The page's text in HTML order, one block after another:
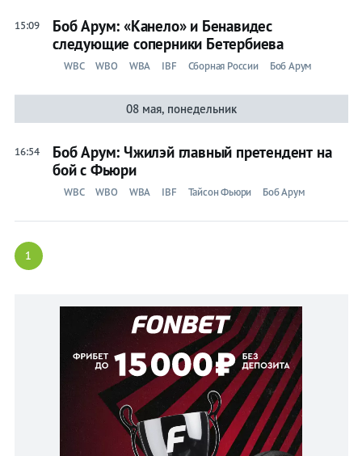
15:09
Боб Арум: «Канело» и Бенавидес
следующие соперники Бетербиева
WBC WBO WBA IBF Сборная России Боб Арум
08 мая, понедельник
16:54
Боб Арум: Чжилэй главный претендент на
бой с Фьюри
WBC WBO WBA IBF Тайсон Фьюри Боб Арум
1